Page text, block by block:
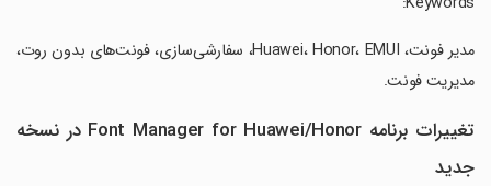
‏مدیر فونت، Huawei، Honor، EMUI، سفارشی‌سازی، فونت‌های بدون روت،
مدیریت فونت.
تغییرات برنامه Font Manager for Huawei/Honor در نسخه
جدید